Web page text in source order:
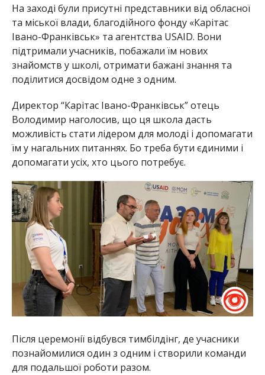
На заході були присутні представники від обласної
та міської влади, благодійного фонду «Карітас
Івано-Франківськ» та агентства USAID. Вони
підтримали учасників, побажали їм нових
знайомств у школі, отримати бажані знання та
поділитися досвідом одне з одним.
Директор “Карітас Івано-Франківськ” отець
Володимир наголосив, що ця школа дасть
можливість стати лідером для молоді і допомагати
їм у нагальних питаннях. Бо треба бути єдиними і
допомагати усіх, хто цього потребує.
Після церемонії відбувся тимбілдінг, де учасники
познайомилися один з одним і створили команди
для подальшої роботи разом.